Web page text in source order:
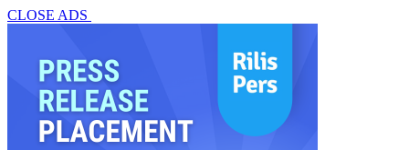
CLOSE ADS